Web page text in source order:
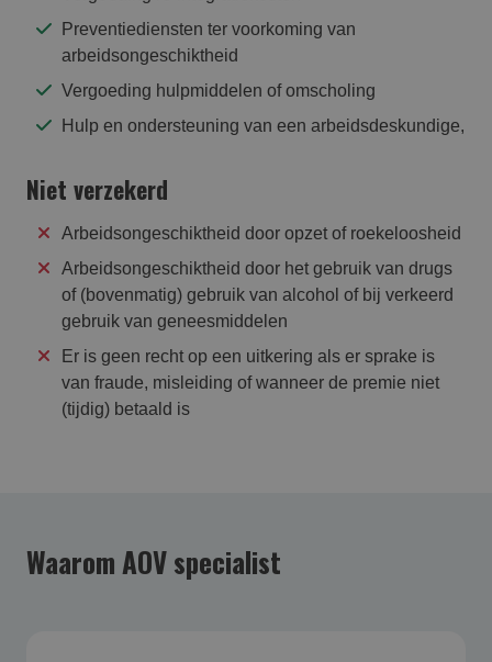
Preventiediensten ter voorkoming van
arbeidsongeschiktheid
Vergoeding hulpmiddelen of omscholing
Hulp en ondersteuning van een arbeidsdeskundige,
Niet verzekerd
Arbeidsongeschiktheid door opzet of roekeloosheid
Arbeidsongeschiktheid door het gebruik van drugs
of (bovenmatig) gebruik van alcohol of bij verkeerd
gebruik van geneesmiddelen
Er is geen recht op een uitkering als er sprake is
van fraude, misleiding of wanneer de premie niet
(tijdig) betaald is
Waarom AOV specialist